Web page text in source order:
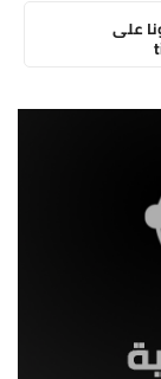
على